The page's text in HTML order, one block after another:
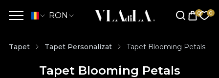
RON
Tapet Tapet Personalizat Tapet Blooming Petals
Tapet Blooming Petals